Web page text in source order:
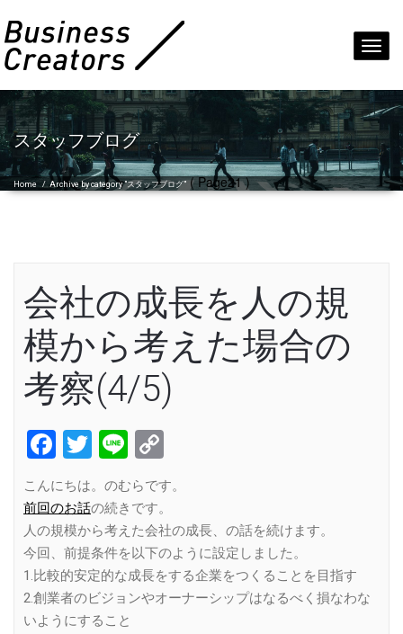
スタッフブログ
Home /Archive by category "スタッフブログ"( Page21 )
会社の成長を人の規
模から考えた場合の
考察(4/5)
Facebook
Twitter
Line
Link
こんにちは。のむらです。
前回のお話の続きです。
人の規模から考えた会社の成長、の話を続けます。
今回、前提条件を以下のように設定しました。
1.比較的安定的な成長をする企業をつくることを目指す
2.創業者のビジョンやオーナーシップはなるべく損なわな
いようにすること